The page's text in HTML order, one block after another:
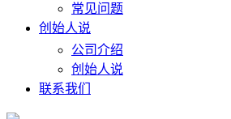
常见问题
创始人说
公司介绍
创始人说
联系我们